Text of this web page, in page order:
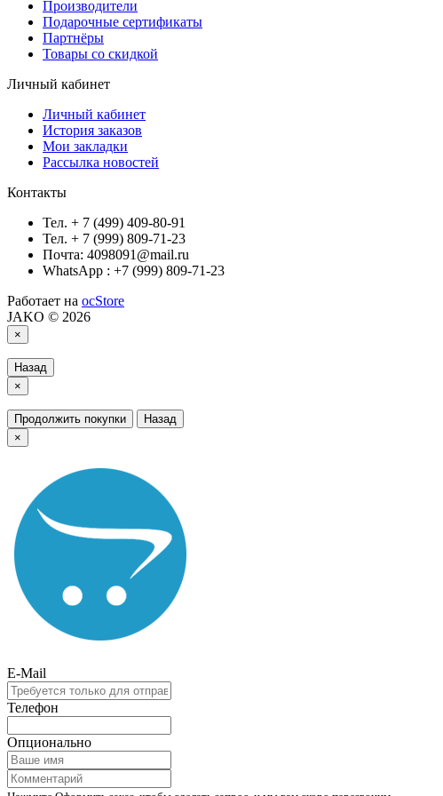
Производители
Подарочные сертификаты
Партнёры
Товары со скидкой
Личный кабинет
Личный кабинет
История заказов
Мои закладки
Рассылка новостей
Контакты
Тел. + 7 (499) 409-80-91
Тел. + 7 (999) 809-71-23
Почта: 4098091@mail.ru
WhatsApp : +7 (999) 809-71-23
Работает на ocStore
JAKO © 2026
×
Назад
×
Продолжить покупки
Назад
×
E-Mail
Телефон
Опционально